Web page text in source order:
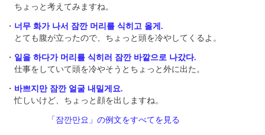
ちょっと考えてみますね。
・ 너무 화가 나서 잠깐 머리를 식히고 올게.
とても腹が立ったので、ちょっと頭を冷やしてくるよ。
・ 일을 하다가 머리를 식히러 잠깐 바깥으로 나갔다.
仕事をしていて頭を冷やそうとちょっと外に出た。
・ 바쁘지만 잠깐 얼굴 내밀게요.
忙しいけど、ちょっと顔を出しますね。
「잠깐만요」の例文をすべてを見る